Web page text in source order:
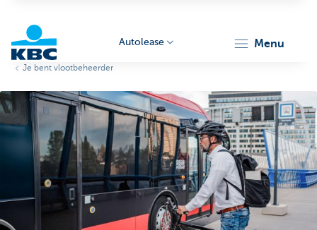
Corporate
Autolease menu
Je bent vlootbeheerder